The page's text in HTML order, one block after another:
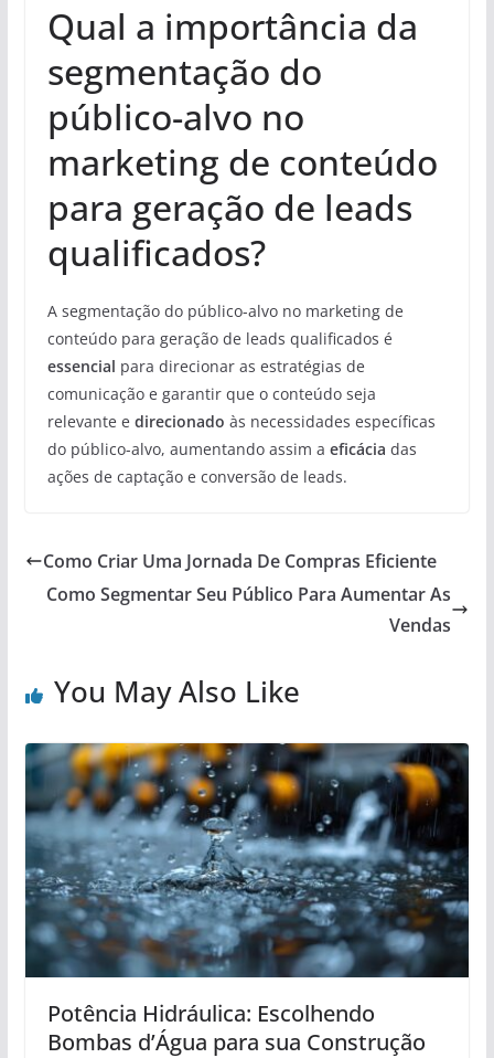
Qual a importância da
segmentação do
público-alvo no
marketing de conteúdo
para geração de leads
qualificados?
A segmentação do público-alvo no marketing de
conteúdo para geração de leads qualificados é
essencial para direcionar as estratégias de
comunicação e garantir que o conteúdo seja
relevante e direcionado às necessidades específicas
do público-alvo, aumentando assim a eficácia das
ações de captação e conversão de leads.
Como Criar Uma Jornada De Compras Eficiente
Como Segmentar Seu Público Para Aumentar As
Vendas
You May Also Like
Potência Hidráulica: Escolhendo
Bombas d’Água para sua Construção